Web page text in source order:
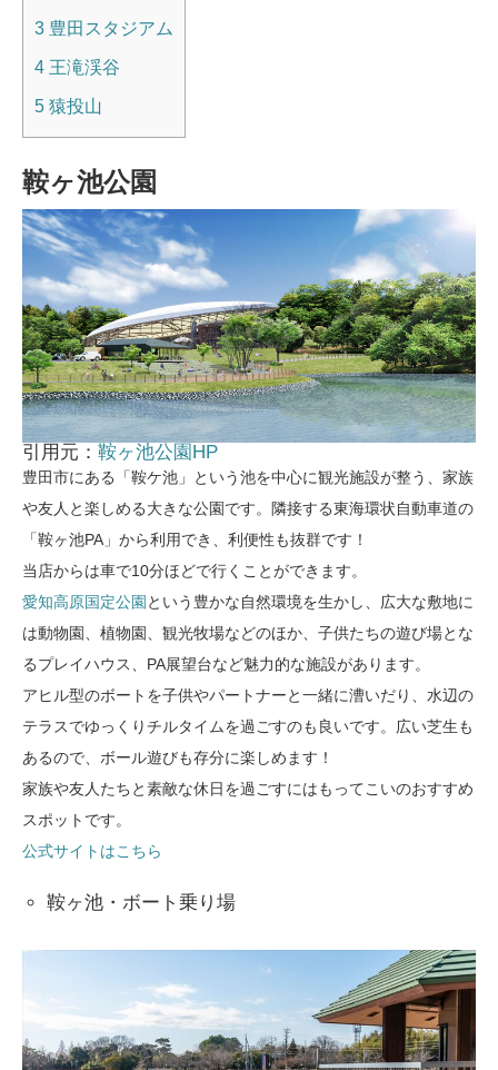
3 豊田スタジアム
4 王滝渓谷
5 猿投山
鞍ヶ池公園
引用元： 鞍ヶ池公園HP
豊田市にある「鞍ケ池」という池を中心に観光施設が整う、家族
や友人と楽しめる大きな公園です。隣接する東海環状自動車道の
「鞍ヶ池PA」から利用でき、利便性も抜群です！
当店からは車で10分ほどで行くことができます。
愛知高原国定公園 という豊かな自然環境を生かし、広大な敷地に
は動物園、植物園、観光牧場などのほか、子供たちの遊び場とな
るプレイハウス、PA展望台など魅力的な施設があります。
アヒル型のボートを子供やパートナーと一緒に漕いだり、水辺の
テラスでゆっくりチルタイムを過ごすのも良いです。広い芝生も
あるので、ボール遊びも存分に楽しめます！
家族や友人たちと素敵な休日を過ごすにはもってこいのおすすめ
スポットです。
公式サイトはこちら
鞍ヶ池・ボート乗り場